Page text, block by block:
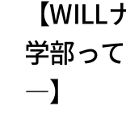
【
学部っ
―】